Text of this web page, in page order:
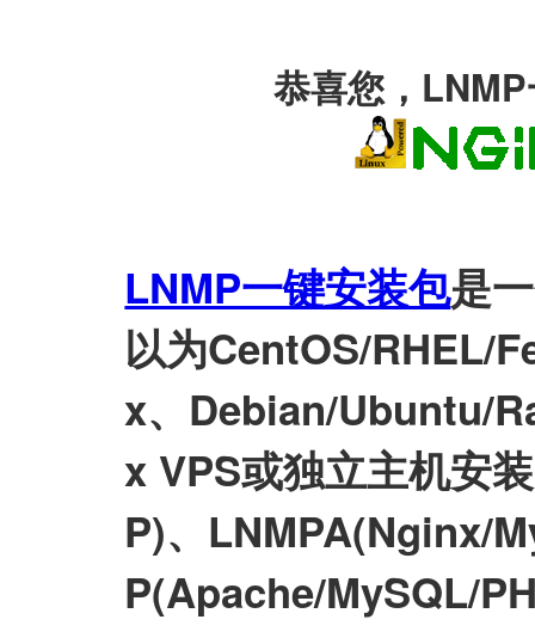
恭喜您，
LNMP一键安装包是
以为CentOS/RHEL/
x、Debian/Ubuntu/
x VPS或独立主机安
P)、LNMPA(Nginx/
P(Apache/MySQL/